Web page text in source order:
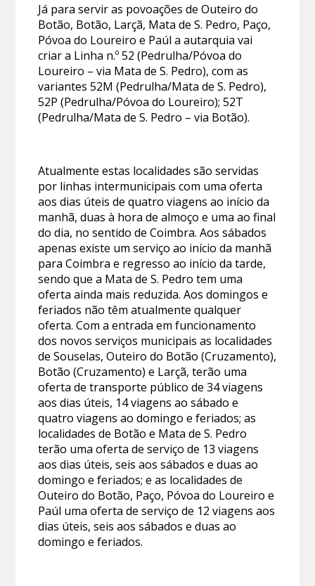
Já para servir as povoações de Outeiro do
Botão, Botão, Larçã, Mata de S. Pedro, Paço,
Póvoa do Loureiro e Paúl a autarquia vai
criar a Linha n.º 52 (Pedrulha/Póvoa do
Loureiro – via Mata de S. Pedro), com as
variantes 52M (Pedrulha/Mata de S. Pedro),
52P (Pedrulha/Póvoa do Loureiro); 52T
(Pedrulha/Mata de S. Pedro – via Botão).
Atualmente estas localidades são servidas
por linhas intermunicipais com uma oferta
aos dias úteis de quatro viagens ao início da
manhã, duas à hora de almoço e uma ao final
do dia, no sentido de Coimbra. Aos sábados
apenas existe um serviço ao início da manhã
para Coimbra e regresso ao início da tarde,
sendo que a Mata de S. Pedro tem uma
oferta ainda mais reduzida. Aos domingos e
feriados não têm atualmente qualquer
oferta. Com a entrada em funcionamento
dos novos serviços municipais as localidades
de Souselas, Outeiro do Botão (Cruzamento),
Botão (Cruzamento) e Larçã, terão uma
oferta de transporte público de 34 viagens
aos dias úteis, 14 viagens ao sábado e
quatro viagens ao domingo e feriados; as
localidades de Botão e Mata de S. Pedro
terão uma oferta de serviço de 13 viagens
aos dias úteis, seis aos sábados e duas ao
domingo e feriados; e as localidades de
Outeiro do Botão, Paço, Póvoa do Loureiro e
Paúl uma oferta de serviço de 12 viagens aos
dias úteis, seis aos sábados e duas ao
domingo e feriados.